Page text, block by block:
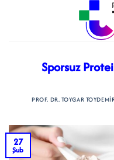
Sporsuz
PROF. DR. TOYGAR
27
Şub